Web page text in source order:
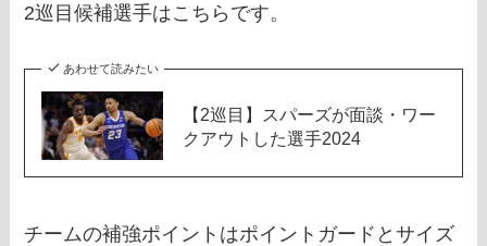
2巡目候補選手はこちらです。
あわせて読みたい
【2巡目】スパーズが面談・ワー
クアウトした選手2024
チームの補強ポイントはポイントガードとサイズ